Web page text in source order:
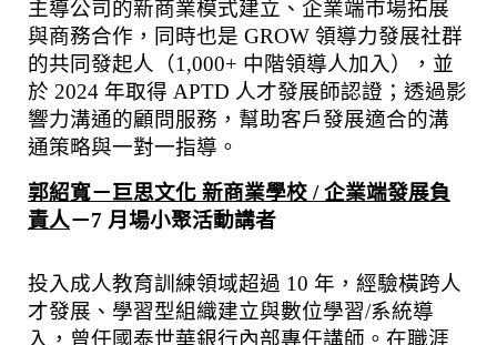
主導公司的新商業模式建立、企業端市場拓展
與商務合作，同時也是 GROW 領導力發展社群
的共同發起人（1,000+ 中階領導人加入），並
於 2024 年取得 APTD 人才發展師認證；透過影
響力溝通的顧問服務，幫助客戶發展適合的溝
通策略與一對一指導。
郭紹寬－巨思文化 新商業學校 / 企業端發展負
責人－7 月場小聚活動講者
投⼊成⼈教育訓練領域超過 10 年，經驗橫跨⼈
才發展、學習型組織建⽴與數位學習/系統導
⼊，曾任國泰世華銀⾏內部專任講師。在職涯